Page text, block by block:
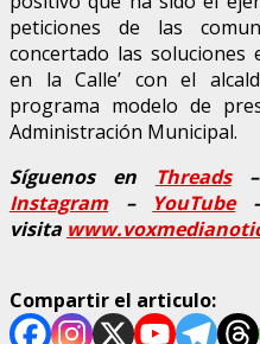
peticiones de las
concertado las soluciones
en la Calle’ con el
programa modelo de
Administración Municipal.
Síguenos en
Threads
Instagram – YouTube
visita
Compartir el articulo: